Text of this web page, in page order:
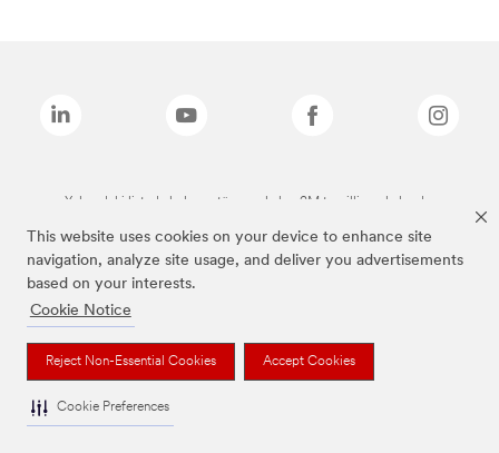
This website uses cookies on your device to enhance site
navigation, analyze site usage, and deliver you advertisements
based on your interests.
Cookie Notice
Reject Non-Essential Cookies Accept Cookies
Cookie Preferences
Yukarıdaki listede bulunan tüm markalar, 3M tescilli markalarıdır.